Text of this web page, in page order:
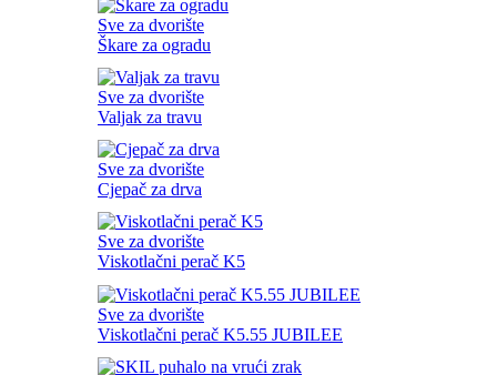
Sve za dvorište
Škare za ogradu
Sve za dvorište
Valjak za travu
Sve za dvorište
Cjepač za drva
Sve za dvorište
Viskotlačni perač K5
Sve za dvorište
Viskotlačni perač K5.55 JUBILEE